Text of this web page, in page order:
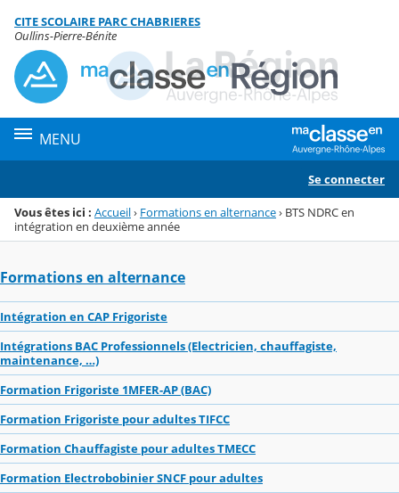
Menu de la rubrique
Contenu
CITE SCOLAIRE PARC CHABRIERES
Oullins-Pierre-Bénite
MENU
Se connecter
Vous êtes ici : Accueil› Formations en alternance› BTS NDRC en
intégration en deuxième année
Formations en alternance
Intégration en CAP Frigoriste
Intégrations BAC Professionnels (Electricien, chauffagiste,
maintenance, …)
Formation Frigoriste 1MFER-AP (BAC)
Formation Frigoriste pour adultes TIFCC
Formation Chauffagiste pour adultes TMECC
Formation Electrobobinier SNCF pour adultes